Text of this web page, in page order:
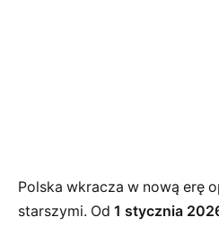
Polska wkracza w nową erę
starszymi. Od 1 stycznia